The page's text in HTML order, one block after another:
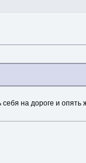
на дороге и опять